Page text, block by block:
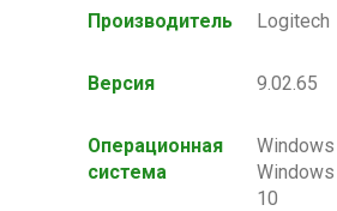
Производитель Logitech
Версия 9.02.65
Операционная
система
10